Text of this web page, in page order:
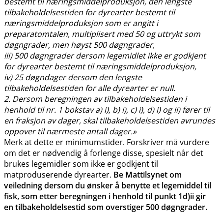
tilbakeholdelsestiden for dyrearter bestemt til
næringsmiddelproduksjon som er angitt i
preparatomtalen, multiplisert med 50 og uttrykt som
døgngrader, men høyst 500 døgngrader,
iii) 500 døgngrader dersom legemidlet ikke er godkjent
for dyrearter bestemt til næringsmiddelproduksjon,
iv) 25 døgndager dersom den lengste
tilbakeholdelsestiden for alle dyrearter er null.
2. Dersom beregningen av tilbakeholdelsestiden i
henhold til nr. 1 bokstav a) i), b) i), c) i), d) i) og ii) fører til
en fraksjon av dager, skal tilbakeholdelsestiden avrundes
oppover til nærmeste antall dager.»
Merk at dette er minimumstider. Forskriver må vurdere
om det er nødvendig å forlenge disse, spesielt når det
brukes legemidler som ikke er godkjent til
matproduserende dyrearter. Be Mattilsynet om
veiledning dersom du ønsker å benytte et legemiddel til
fisk, som etter beregningen i henhold til punkt 1d)ii gir
en tilbakeholdelsestid som overstiger 500 døgngrader.